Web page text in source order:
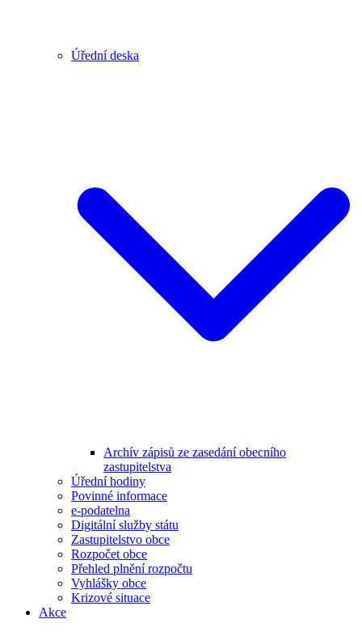
Úřední deska
Archív zápisů ze zasedání obecního
zastupitelstva
Úřední hodiny
Povinné informace
e-podatelna
Digitální služby státu
Zastupitelstvo obce
Rozpočet obce
Přehled plnění rozpočtu
Vyhlášky obce
Krizové situace
Akce